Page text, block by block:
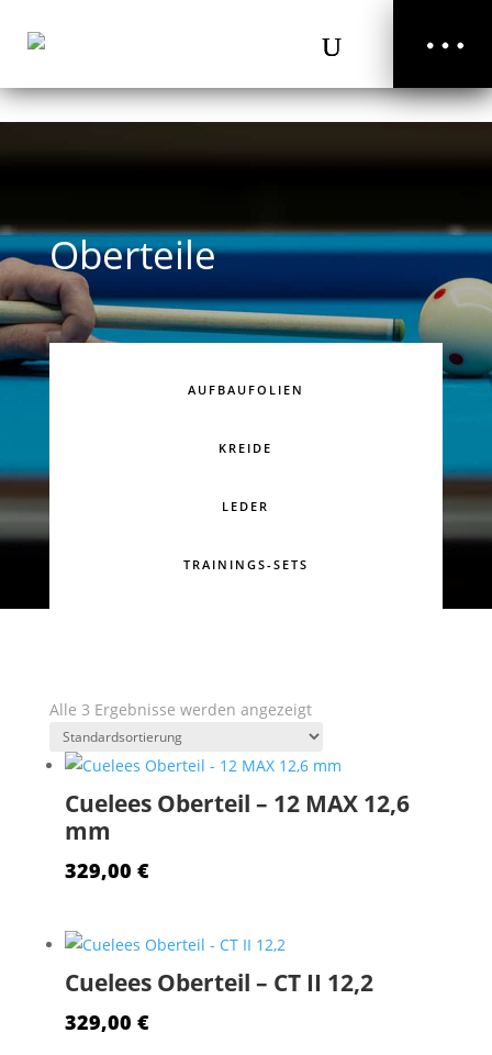
Kontakt
Oberteile
AUFBAUFOLIEN
KREIDE
LEDER
TRAININGS-SETS
Alle 3 Ergebnisse werden angezeigt
Cuelees Oberteil – 12 MAX 12,6
mm
329,00 €
Cuelees Oberteil – CT II 12,2
329,00 €